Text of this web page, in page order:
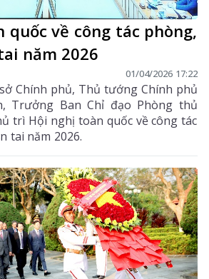
quốc về công tác phòng,
năm 2026
01/04/2026 17:22
Chính phủ, Thủ tướng Chính phủ
Trưởng Ban Chỉ đạo Phòng thủ
trì Hội nghị toàn quốc về công tác
tai năm 2026.